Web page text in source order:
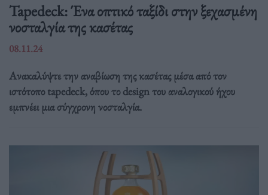
Tapedeck: Ένα οπτικό ταξίδι στην ξεχασμένη
νοσταλγία της κασέτας
08.11.24
Ανακαλύψτε την αναβίωση της κασέτας μέσα από τον
ιστότοπο tapedeck, όπου το design του αναλογικού ήχου
εμπνέει μια σύγχρονη νοσταλγία.